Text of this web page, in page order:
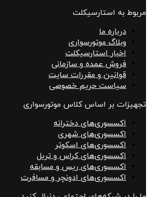
مربوط به استارسیکلت
درباره ما
وبلاگ موتورسواری
اخبار استارسیکلت
فروش عمده و سازمانی
قوانین و مقررات سایت
سیاست حریم خصوصی
تجهیزات بر اساس کلاس موتورسواری
اکسسوری‌های دخترانه
اکسسوری‌های شهری
اکسسوری‌های اسکوتر
اکسسوری‌های کراس و تریل
اکسسوری‌های ریس و مسابقه
اکسسوری‌های ادونچر و مسافرت